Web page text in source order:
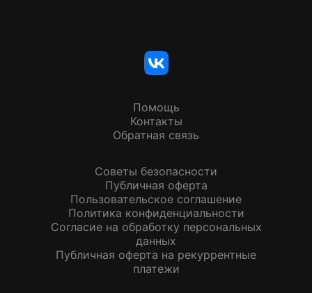
Помощь
Контакты
Обратная связь
Советы безопасности
Публичная оферта
Пользовательское соглашение
Политика конфиденциальности
Согласие на обработку персональных
данных
Публичная оферта на рекуррентные
платежи